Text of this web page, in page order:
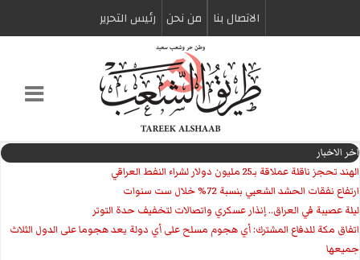
الاتصال بنا من نحن رئیس التحریر
اخر الاخبار
الهند تحجز ناقلة عملاقة بـ25 مليون دولار لشراء النفط العراقي
ارتفاع نفقات الحشد الشعبي بنسبة 72% خلال ست سنوات
ليلة عصيبة في العراق.. إنذار عسكري واتصالات لتخفيف حدة التوتر
‏اتفاق مكة للدفاع المشترك: أي هجوم مسلح على أي دولة يعد هجوما على الدول الثلاث
جميعها